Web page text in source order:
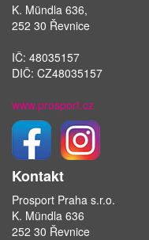
K. Mündla 636,
252 30 Řevnice
IČ: 48035157
DIČ: CZ48035157
www.prosport.cz
Kontakt
Prosport Praha s.r.o.
K. Mündla 636
252 30 Řevnice